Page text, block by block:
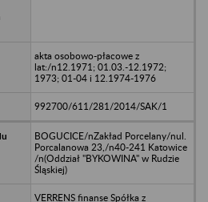
akta osobowo-płacowe z
lat:/n12.1971; 01.03.-12.1972;
1973; 01-04 i 12.1974-1976
992700/611/281/2014/SAK/1
BOGUCICE/nZakład Porcelany/nul.
Porcalanowa 23,/n40-241 Katowice
/n(Oddział "BYKOWINA" w Rudzie
Śląskiej)
VERRENS finanse Spółka z